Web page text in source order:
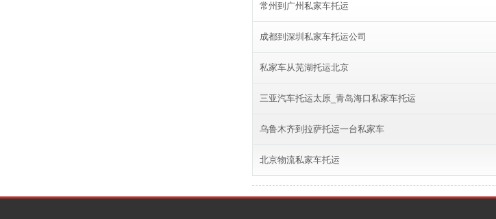
常州到广州私家车托运
成都到深圳私家车托运公司
私家车从芜湖托运北京
三亚汽车托运太原_青岛海口私家车托运
乌鲁木齐到拉萨托运一台私家车
北京物流私家车托运